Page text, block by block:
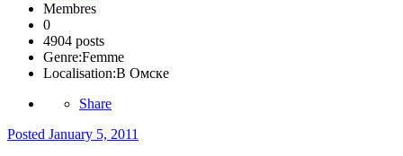
Membres
0
4904 posts
Genre:Femme
Localisation:В Омске
Share
Posted January 5, 2011